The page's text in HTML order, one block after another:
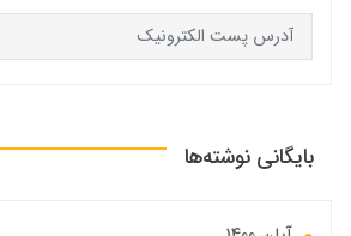
بایگانی نوشته‌ها